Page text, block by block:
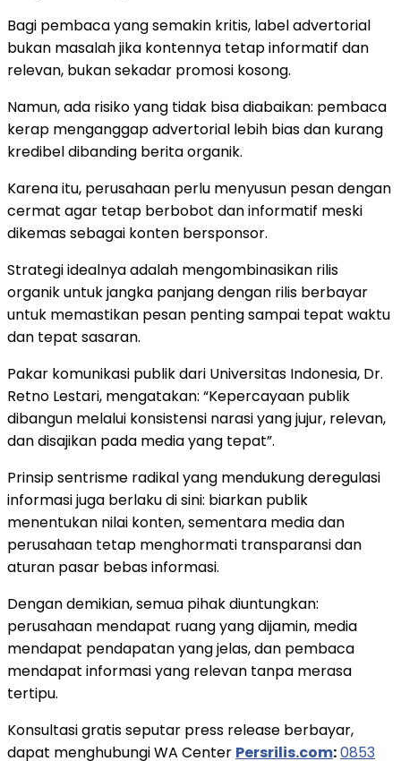
Bagi pembaca yang semakin kritis, label advertorial
bukan masalah jika kontennya tetap informatif dan
relevan, bukan sekadar promosi kosong.
Namun, ada risiko yang tidak bisa diabaikan: pembaca
kerap menganggap advertorial lebih bias dan kurang
kredibel dibanding berita organik.
Karena itu, perusahaan perlu menyusun pesan dengan
cermat agar tetap berbobot dan informatif meski
dikemas sebagai konten bersponsor.
Strategi idealnya adalah mengombinasikan rilis
organik untuk jangka panjang dengan rilis berbayar
untuk memastikan pesan penting sampai tepat waktu
dan tepat sasaran.
Pakar komunikasi publik dari Universitas Indonesia, Dr.
Retno Lestari, mengatakan: “Kepercayaan publik
dibangun melalui konsistensi narasi yang jujur, relevan,
dan disajikan pada media yang tepat”.
Prinsip sentrisme radikal yang mendukung deregulasi
informasi juga berlaku di sini: biarkan publik
menentukan nilai konten, sementara media dan
perusahaan tetap menghormati transparansi dan
aturan pasar bebas informasi.
Dengan demikian, semua pihak diuntungkan:
perusahaan mendapat ruang yang dijamin, media
mendapat pendapatan yang jelas, dan pembaca
mendapat informasi yang relevan tanpa merasa
tertipu.
Konsultasi gratis seputar press release berbayar,
dapat menghubungi WA Center Persrilis.com:0853